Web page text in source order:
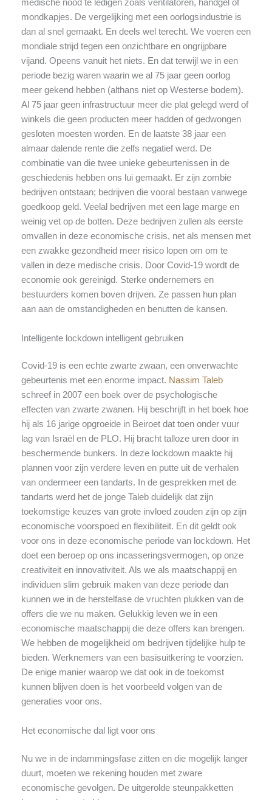
medische nood te ledigen zoals ventilatoren, handgel of
mondkapjes. De vergelijking met een oorlogsindustrie is
dan al snel gemaakt. En deels wel terecht. We voeren een
mondiale strijd tegen een onzichtbare en ongrijpbare
vijand. Opeens vanuit het niets. En dat terwijl we in een
periode bezig waren waarin we al 75 jaar geen oorlog
meer gekend hebben (althans niet op Westerse bodem).
Al 75 jaar geen infrastructuur meer die plat gelegd werd of
winkels die geen producten meer hadden of gedwongen
gesloten moesten worden. En de laatste 38 jaar een
almaar dalende rente die zelfs negatief werd. De
combinatie van die twee unieke gebeurtenissen in de
geschiedenis hebben ons lui gemaakt. Er zijn zombie
bedrijven ontstaan; bedrijven die vooral bestaan vanwege
goedkoop geld. Veelal bedrijven met een lage marge en
weinig vet op de botten. Deze bedrijven zullen als eerste
omvallen in deze economische crisis, net als mensen met
een zwakke gezondheid meer risico lopen om om te
vallen in deze medische crisis. Door Covid-19 wordt de
economie ook gereinigd. Sterke ondernemers en
bestuurders komen boven drijven. Ze passen hun plan
aan aan de omstandigheden en benutten de kansen.
Intelligente lockdown intelligent gebruiken
Covid-19 is een echte zwarte zwaan, een onverwachte
gebeurtenis met een enorme impact. Nassim Taleb
schreef in 2007 een boek over de psychologische
effecten van zwarte zwanen. Hij beschrijft in het boek hoe
hij als 16 jarige opgroeide in Beiroet dat toen onder vuur
lag van Israël en de PLO. Hij bracht talloze uren door in
beschermende bunkers. In deze lockdown maakte hij
plannen voor zijn verdere leven en putte uit de verhalen
van ondermeer een tandarts. In de gesprekken met de
tandarts werd het de jonge Taleb duidelijk dat zijn
toekomstige keuzes van grote invloed zouden zijn op zijn
economische voorspoed en flexibiliteit. En dit geldt ook
voor ons in deze economische periode van lockdown. Het
doet een beroep op ons incasseringsvermogen, op onze
creativiteit en innovativiteit. Als we als maatschappij en
individuen slim gebruik maken van deze periode dan
kunnen we in de herstelfase de vruchten plukken van de
offers die we nu maken. Gelukkig leven we in een
economische maatschappij die deze offers kan brengen.
We hebben de mogelijkheid om bedrijven tijdelijke hulp te
bieden. Werknemers van een basisuitkering te voorzien.
De enige manier waarop we dat ook in de toekomst
kunnen blijven doen is het voorbeeld volgen van de
generaties voor ons.
Het economische dal ligt voor ons
Nu we in de indammingsfase zitten en die mogelijk langer
duurt, moeten we rekening houden met zware
economische gevolgen. De uitgerolde steunpakketten